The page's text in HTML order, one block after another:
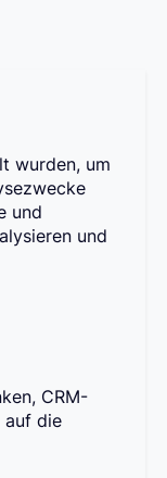
wurden, um
und
und
CRM-
auf die